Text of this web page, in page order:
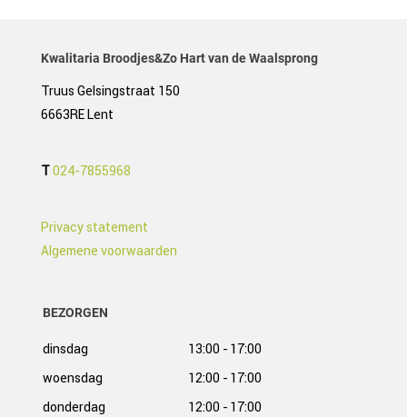
Kwalitaria Broodjes&Zo Hart van de Waalsprong
Truus Gelsingstraat 150
6663RE Lent
T024-7855968
Privacy statement
Algemene voorwaarden
BEZORGEN
dinsdag 13:00 - 17:00
woensdag
12:00 - 17:00
donderdag
12:00 - 17:00